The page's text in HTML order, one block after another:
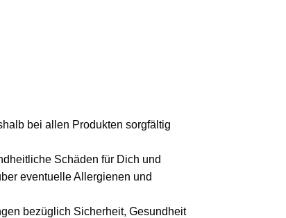
bei allen Produkten sorgfältig
Schäden für Dich und
eventuelle Allergienen und
bezüglich Sicherheit, Gesundheit